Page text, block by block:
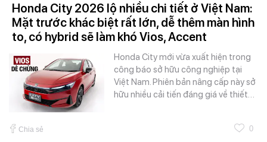
Honda City 2026 lộ nhiều chi tiết ở Việt Nam:
Mặt trước khác biệt rất lớn, dễ thêm màn hình
to, có hybrid sẽ làm khó Vios, Accent
Honda City mới vừa xuất hiện trong
công báo sở hữu công nghiệp tại
Việt Nam. Phiên bản nâng cấp này sở
hữu nhiều cải tiến đáng giá về thiết…
Chia sẻ 0